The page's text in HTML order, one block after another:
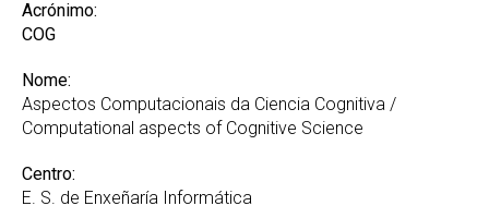
Acrónimo:
COG
Nome:
Aspectos Computacionais da Ciencia Cognitiva /
Computational aspects of Cognitive Science
Centro:
E. S. de Enxeñaría Informática